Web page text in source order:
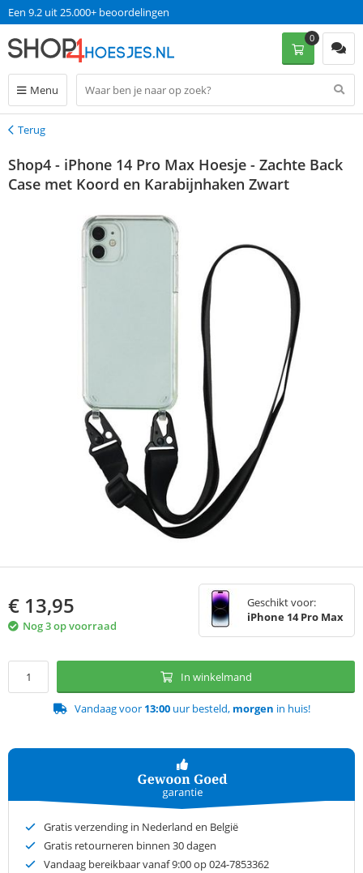
Een 9.2 uit 25.000+ beoordelingen
Menu
0
Terug
Terug
Shop4 - iPhone 14 Pro Max Hoesje - Zachte Back
Case met Koord en Karabijnhaken Zwart
€ 13,95
Nog 3 op voorraad
Geschikt voor:
iPhone 14 Pro Max
In winkelmand
Vandaag voor 13:00uur besteld, morgen in huis!
Gratis verzending in Nederland en België
Gratis retourneren binnen 30 dagen
Vandaag bereikbaar vanaf 9:00 op 024-7853362